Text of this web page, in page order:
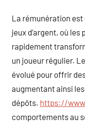
La rémunération est
jeux d’argent, où
rapidement
un joueur régulier.
évolué pour offrir
augmentant ainsi
dépôts. https://
comportements au